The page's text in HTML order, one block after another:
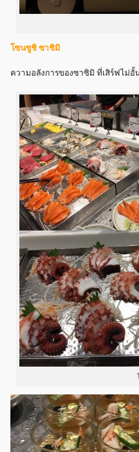
โซนซูชิ ซาชิมิ
ความอลังการของซาซิมิ ที่เสิร์ฟไม่